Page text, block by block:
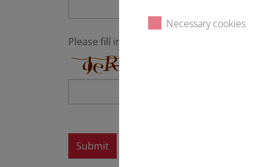
Please fill in
Submit
Necessary cookies